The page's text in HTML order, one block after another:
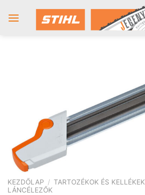
KEZDŐLAP / TARTOZÉKOK ÉS KELLÉKEK
LÁNCÉLEZŐK